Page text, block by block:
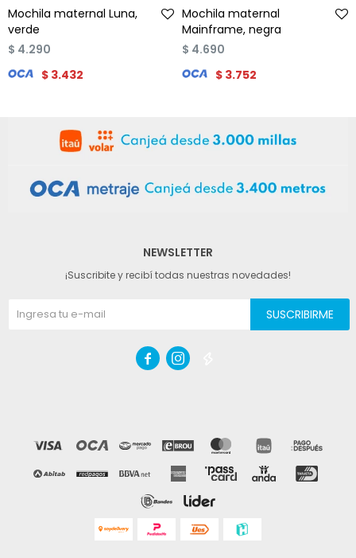
Mochila maternal Luna,
verde
$ 4.290
$ 3.432
Mochila maternal
Mainframe, negra
$ 4.690
$ 3.752
NEWSLETTER
¡Suscribite y recibí todas nuestras novedades!
SUSCRIBIRME
 